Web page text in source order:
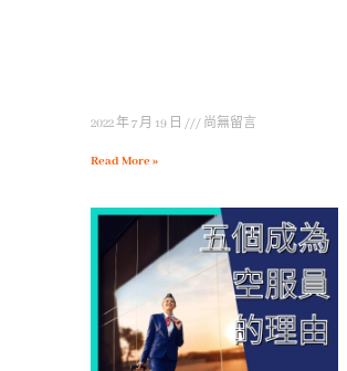
2022 年 7 月 19 日 尚無留言
Read More »